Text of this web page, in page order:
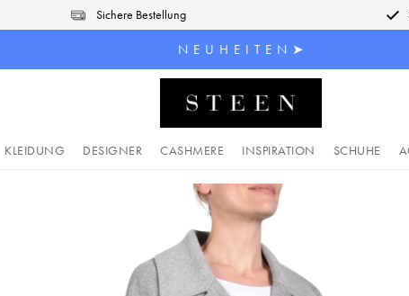
Sichere Bestellung
N E U H E I T E N ➤
KLEIDUNG DESIGNER CASHMERE INSPIRATION SCHUHE